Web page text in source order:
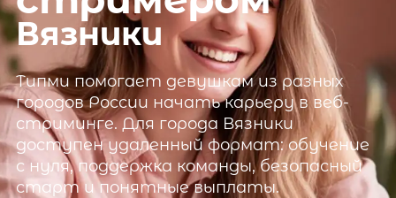
Вязники
Типмипомогает девушкам из разных
городов России начать карьеру в веб-
стриминге. Для города Вязники
доступен удаленный формат: обучение
с нуля, поддержка команды, безопасный
старт и понятные выплаты.